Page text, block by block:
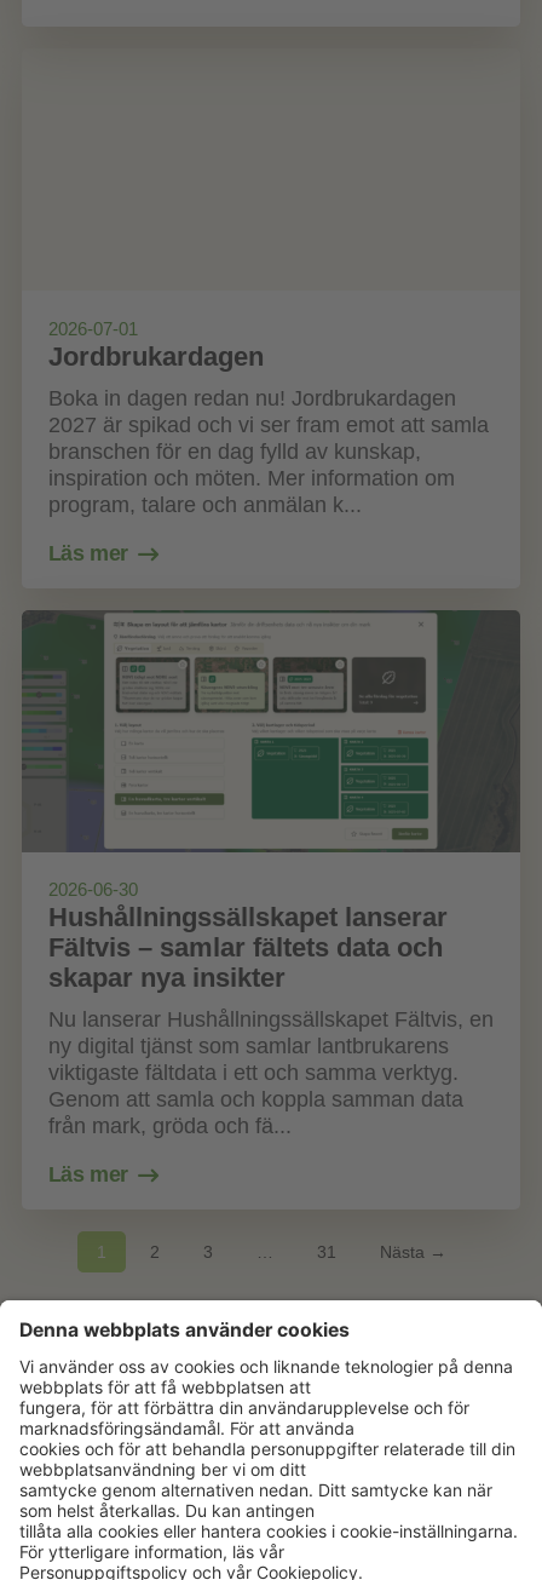
2026-07-01
Jordbrukardagen
Boka in dagen redan nu! Jordbrukardagen
2027 är spikad och vi ser fram emot att samla
branschen för en dag fylld av kunskap,
inspiration och möten. Mer information om
program, talare och anmälan k...
Läs mer
2026-06-30
Hushållningssällskapet lanserar
Fältvis – samlar fältets data och
skapar nya insikter
Nu lanserar Hushållningssällskapet Fältvis, en
ny digital tjänst som samlar lantbrukarens
viktigaste fältdata i ett och samma verktyg.
Genom att samla och koppla samman data
från mark, gröda och fä...
Läs mer
1 2 3 31 Nästa →